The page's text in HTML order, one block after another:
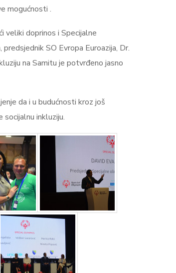
mogućnosti .
veliki doprinos i Specijalne
SO Evropa Euroazija, Dr.
na Samitu je potvrđeno jasno
da i u budućnosti kroz još
inkluziju.